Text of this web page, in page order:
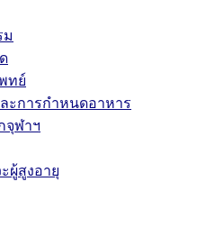
ม
ทย์
ะการกำหนดอาหาร
จุฬาฯ
ผู้สูงอายุ